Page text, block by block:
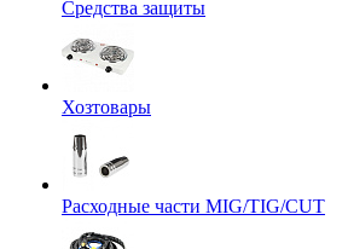
Средства защиты
Хозтовары
Расходные части MIG/TIG/CUT